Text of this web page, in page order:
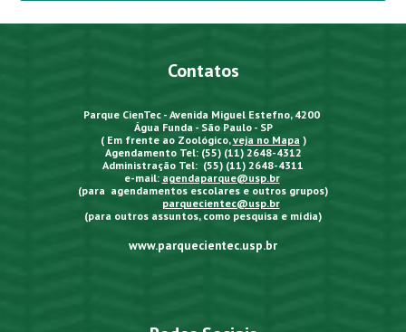
Contatos
Parque CienTec - Avenida Miguel Estefno, 4200
Água Funda - São Paulo - SP
( Em frente ao Zoológico,veja no Mapa )
Agendamento Tel: (55) (11) 2648-4312
Administração Tel: (55) (11) 2648-4311
e-mail: agendaparque@usp.br
(para agendamentos escolares e outros grupos)
parquecientec@usp.br
(para outros assuntos, como pesquisa e mídia)
www.parquecientec.usp.br